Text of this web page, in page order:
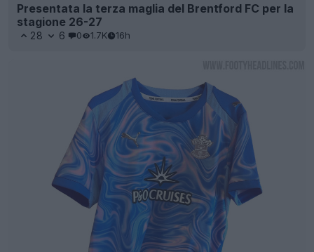
Presentata la terza maglia del Brentford FC per la
stagione 26-27
28 6 0 1.7K 16h